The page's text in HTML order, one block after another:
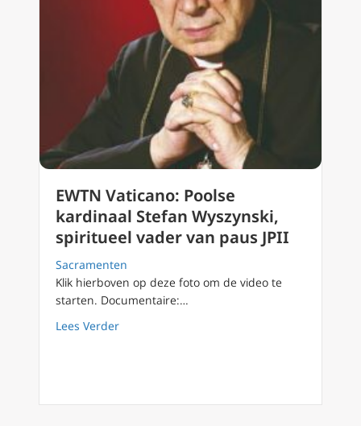
EWTN Vaticano: Poolse
kardinaal Stefan Wyszynski,
spiritueel vader van paus JPII
Sacramenten
Klik hierboven op deze foto om de video te
starten. Documentaire:…
Lees Verderabout EWTN Vaticano: Poolse kardinaal